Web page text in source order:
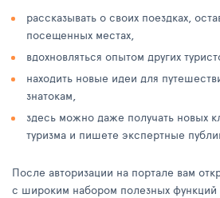
рассказывать о своих поездках,
посещенных местах,
вдохновляться опытом других
находить новые идеи для
знатокам,
здесь можно даже получать новых
туризма и пишете экспертные
После авторизации на портале вам
с широким набором полезных функций